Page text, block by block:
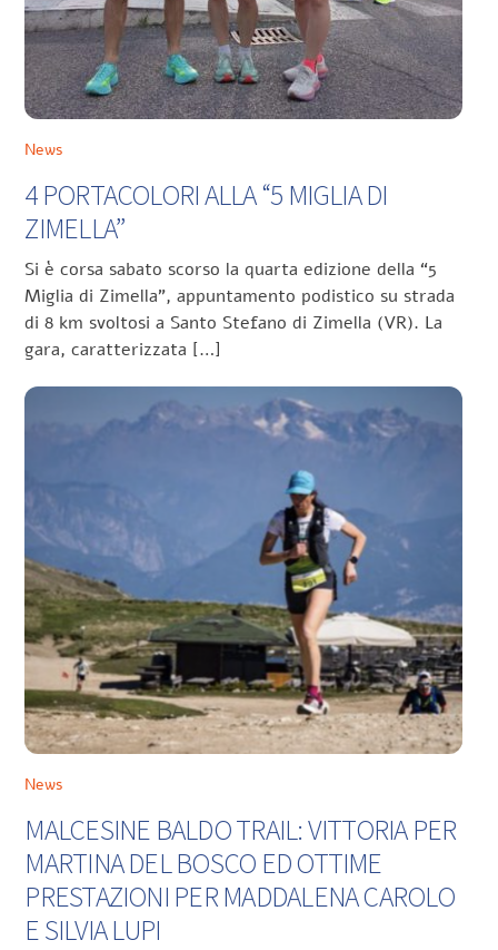
News
4 PORTACOLORI ALLA “5 MIGLIA DI
ZIMELLA”
Si è corsa sabato scorso la quarta edizione della “5
Miglia di Zimella”, appuntamento podistico su strada
di 8 km svoltosi a Santo Stefano di Zimella (VR). La
gara, caratterizzata […]
News
MALCESINE BALDO TRAIL: VITTORIA PER
MARTINA DEL BOSCO ED OTTIME
PRESTAZIONI PER MADDALENA CAROLO
E SILVIA LUPI